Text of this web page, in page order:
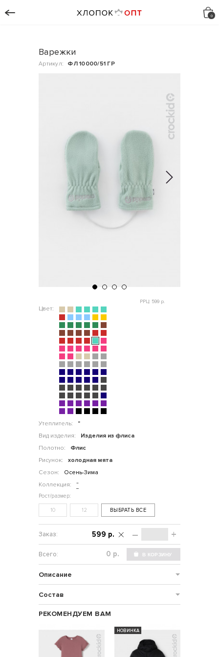
Варежки
Артикул: ФЛ 10000/51 ГР
Цвет:
Утеплитель:
"
Вид изделия:
Изделия из флиса
Полотно:
Флис
Рисунок:
холодная мята
Сезон:
Осень-Зима
Коллекция:
"
РРЦ: 599 р.
10 12 ВЫБРАТЬ ВСЕ
– +
599 р.
р.
Описание
Состав
РЕКОМЕНДУЕМ ВАМ
НОВИНКА